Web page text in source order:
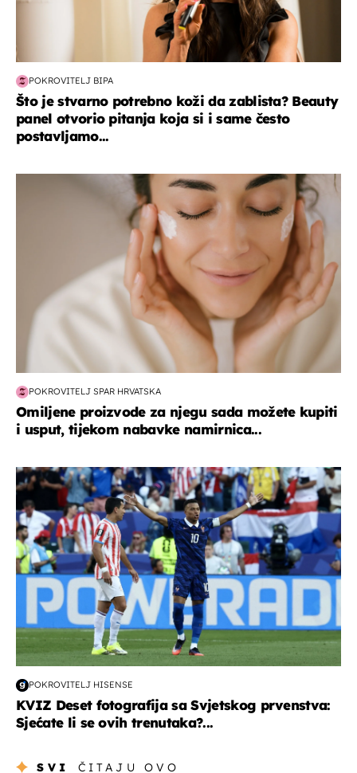
POKROVITELJ BIPA
Što je stvarno potrebno koži da zablista? Beauty
panel otvorio pitanja koja si i same često
postavljamo...
moda & ljepota
POKROVITELJ SPAR HRVATSKA
Omiljene proizvode za njegu sada možete kupiti
i usput, tijekom nabavke namirnica...
svjetsko prvenstvo 2026
POKROVITELJ HISENSE
KVIZ Deset fotografija sa Svjetskog prvenstva:
Sjećate li se ovih trenutaka?...
SVI ČITAJU OVO